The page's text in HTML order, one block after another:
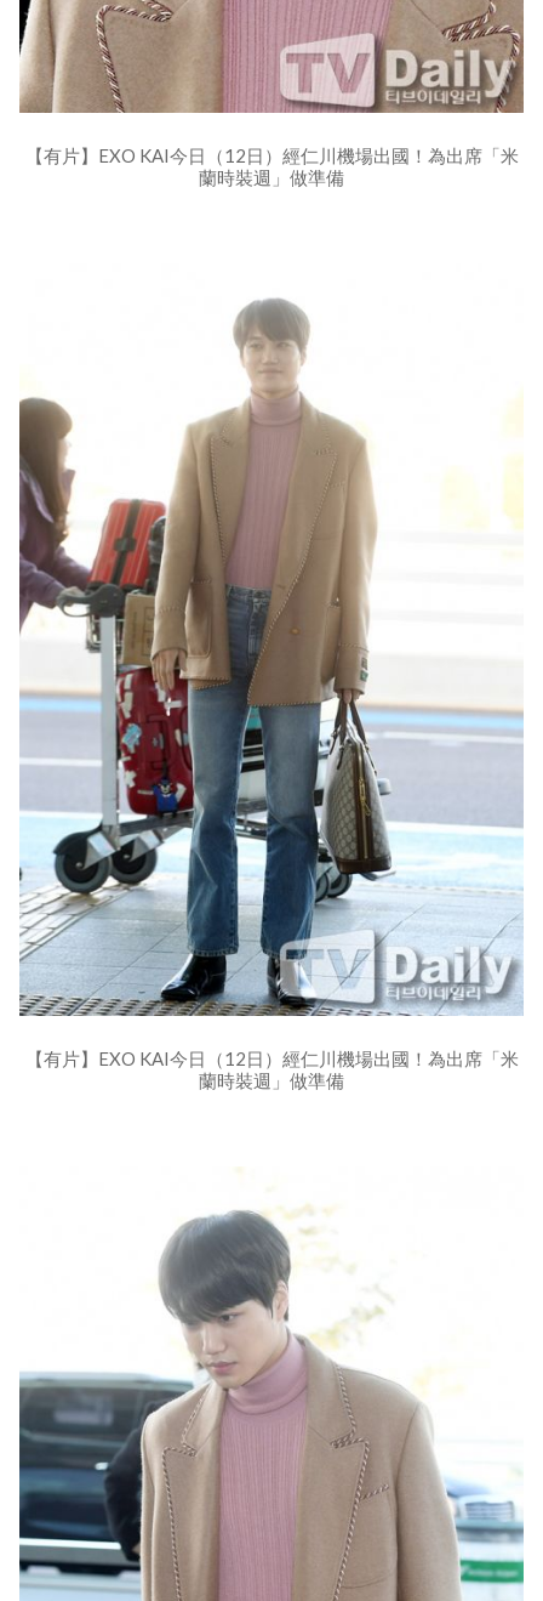
【有片】EXO KAI今日（12日）經仁川機場出國！為出席「米
蘭時裝週」做準備
【有片】EXO KAI今日（12日）經仁川機場出國！為出席「米
蘭時裝週」做準備